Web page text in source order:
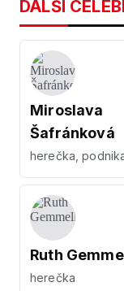
DALŠÍ
Miroslava
Šafránková
herečka,
Ruth
herečka